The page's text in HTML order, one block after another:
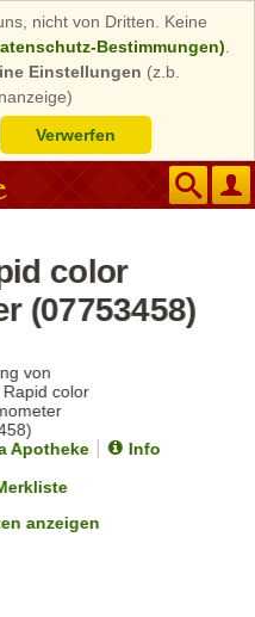
nicht von Dritten. Keine
Bestimmungen)
Einstellungen (z.b.
Verwerfen
color
(07753458)
Apotheke
Info
anzeigen